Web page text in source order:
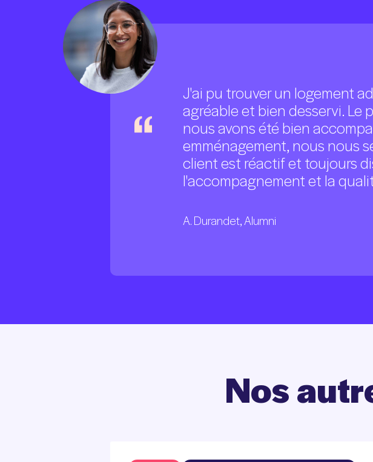
J'ai pu trouver un logement
agréable et bien desservi. Le
nous avons été bien
emménagement, nous nous
client est réactif et toujours
l'accompagnement et la
A. Durandet, Alumni
Nos